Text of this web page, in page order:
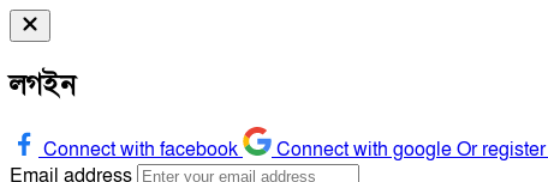
লগইন
Connect with facebook Connect with googleOr
Email address